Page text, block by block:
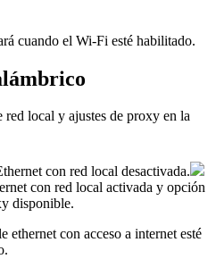
cuando el Wi-Fi esté habilitado.
local y ajustes de proxy en la
con red local desactivada.
con red local activada y opción
disponible.
ethernet con acceso a internet esté